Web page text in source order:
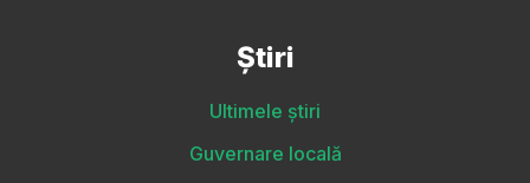
Știri
Ultimele știri
Guvernare locală